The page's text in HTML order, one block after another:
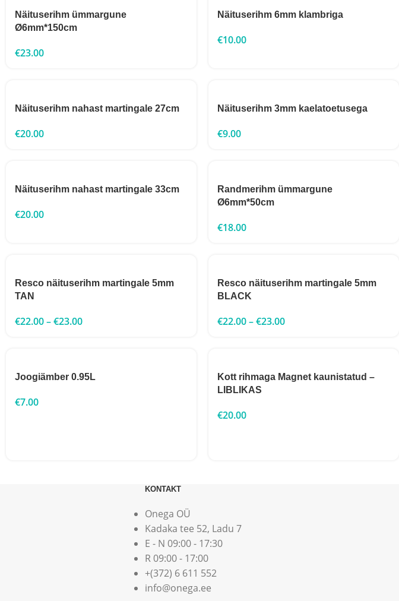
Näituserihm ümmargune
Ø6mm*150cm
€23.00
Näituserihm 6mm klambriga
€10.00
Näituserihm nahast martingale 27cm
€20.00
Näituserihm 3mm kaelatoetusega
€9.00
Näituserihm nahast martingale 33cm
€20.00
Randmerihm ümmargune
Ø6mm*50cm
€18.00
Resco näituserihm martingale 5mm
TAN
€22.00–€23.00
Resco näituserihm martingale 5mm
BLACK
€22.00–€23.00
Joogiämber 0.95L
€7.00
Kott rihmaga Magnet kaunistatud –
LIBLIKAS
€20.00
KONTAKT
Onega OÜ
Kadaka tee 52, Ladu 7
E - N 09:00 - 17:30
R 09:00 - 17:00
+(372) 6 611 552
info@onega.ee